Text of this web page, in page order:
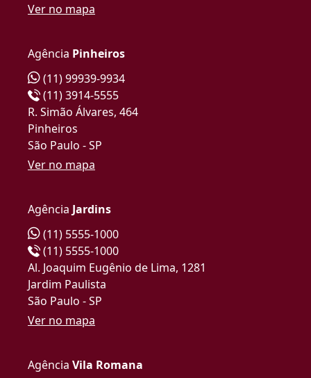
Ver no mapa
Agência Pinheiros
(11) 99939-9934
(11) 3914-5555
R. Simão Álvares, 464
Pinheiros
São Paulo - SP
Ver no mapa
Agência Jardins
(11) 5555-1000
(11) 5555-1000
Al. Joaquim Eugênio de Lima, 1281
Jardim Paulista
São Paulo - SP
Ver no mapa
Agência Vila Romana